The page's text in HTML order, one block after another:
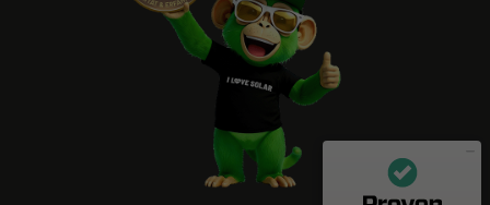
Mitarbeiterbewertungen zu
enerix - Arbeiten in der Photovoltaikbranche
(11 Profile)
100%
Empfehlungen auf
ProvenEmployer.com
SEHR GUT
4,55 / 5,00